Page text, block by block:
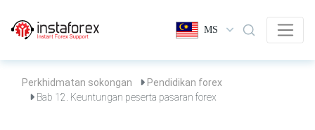
MS
Perkhidmatan sokongan
Pendidikan forex
Bab 12. Keuntungan peserta pasaran forex